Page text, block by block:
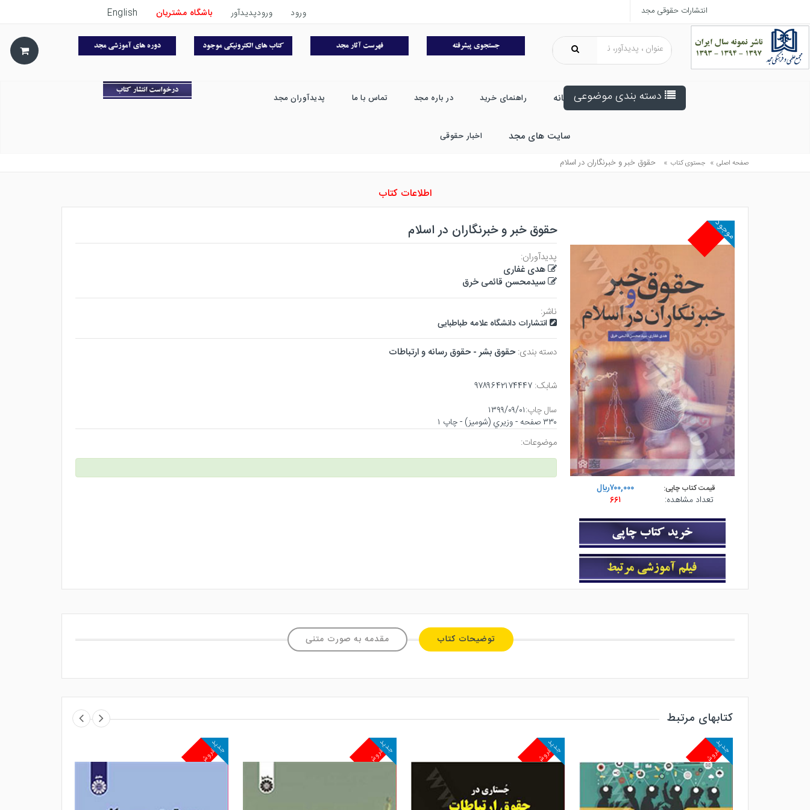
انتشارات حقوقی مجد ورود ورودپدیدآور باشگاه مشتریان English
دسته بندی موضوعی خانه راهنمای خرید در باره مجد تماس با ما پدیدآوران مجد
سایت های مجد اخبار حقوقی
صفحه اصلی » جستوی کتاب » حقوق خبر و خبرنگاران در اسلام
اطلاعات کتاب
موجود
قیمت کتاب چاپی:
۷۰۰,۰۰۰ريال
تعداد مشاهده:
۶۶۱
حقوق خبر و خبرنگاران در اسلام
پدیدآوران:
هدی غفاری
سیدمحسن قائمی خرق
ناشر:
انتشارات دانشگاه علامه طباطبایی
دسته بندی:حقوق بشر - حقوق رسانه و ارتباطات
شابک:۹۷۸۹۶۴۲۱۷۴۴۴۷
سال چاپ:۱۳۹۹/۰۹/۰۱
۳۳۰ صفحه - وزيري (شوميز) - چاپ ۱
موضوعات:
توضیحات کتاب مقدمه به صورت متنی
کتابهای مرتبط
پرفروش
جدید پرفروش
جدید پرفروش
جدید پرفروش
جدید